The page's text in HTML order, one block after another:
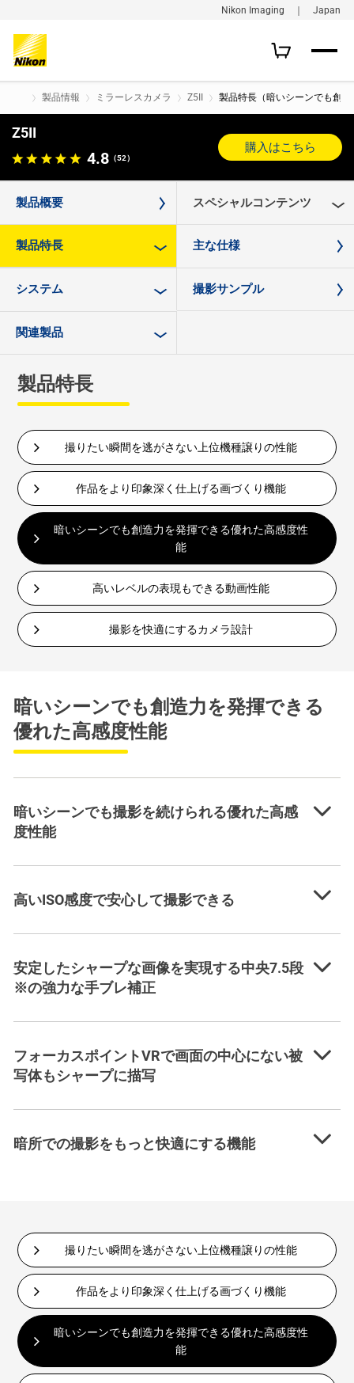
Nikon Imaging ｜ Japan
製品情報 ミラーレスカメラ Z5II 製品特長（暗いシーンでも創
Z5II
4.8 （52）
購入はこちら
製品概要 スペシャルコンテンツ
製品特長 主な仕様
システム 撮影サンプル
関連製品
製品特長
撮りたい瞬間を逃がさない上位機種譲りの性能
作品をより印象深く仕上げる画づくり機能
暗いシーンでも創造力を発揮できる優れた高感度性
能
高いレベルの表現もできる動画性能
撮影を快適にするカメラ設計
暗いシーンでも創造力を発揮できる
優れた高感度性能
暗いシーンでも撮影を続けられる優れた高感
度性能
高いISO感度で安心して撮影できる
安定したシャープな画像を実現する中央7.5段
※の強力な手ブレ補正
フォーカスポイントVRで画面の中心にない被
写体もシャープに描写
暗所での撮影をもっと快適にする機能
撮りたい瞬間を逃がさない上位機種譲りの性能
作品をより印象深く仕上げる画づくり機能
暗いシーンでも創造力を発揮できる優れた高感度性
能